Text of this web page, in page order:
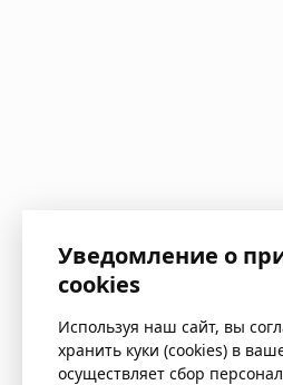
Уведомление о
cookies
Используя наш сайт, вы
хранить куки (cookies) в
осуществляет сбор